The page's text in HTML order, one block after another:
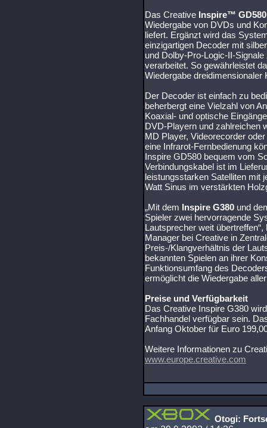
Das Creative Inspire™ GD580
Wiedergabe von DVDs und
liefert. Ergänzt wird das
einzigartigen Decoder mit
und Dolby-Pro-Logic-II-
verarbeitet. So gewährleistet
Wiedergabe
Der Decoder ist einfach zu
beherbergt eine Vielzahl von
Koaxial- und optische
DVD-Playern und zahlreichen
MD Player, Videorecorder
eine Infrarot-Fernbedienung
Inspire GD580 bequem vom
Verbindungskabel ist im
leistungsstarken Satelliten mit
Watt Sinus im verstärkten
„Mit dem Inspire G380 und
Spieler zwei hervorragende
Lautsprecher weit
Manager bei Creative in
Preis-/Klangverhältnis der
bekannten Spielen an ihrer
Funktionsumfang des
ermöglicht die Wiedergabe
Preise und Verfügbarkeit
Das Creative Inspire G380
Fachhandel verfügbar sein.
Anfang Oktober für Euro
Weitere Informationen zu
www.europe.creative.com
Otogi: